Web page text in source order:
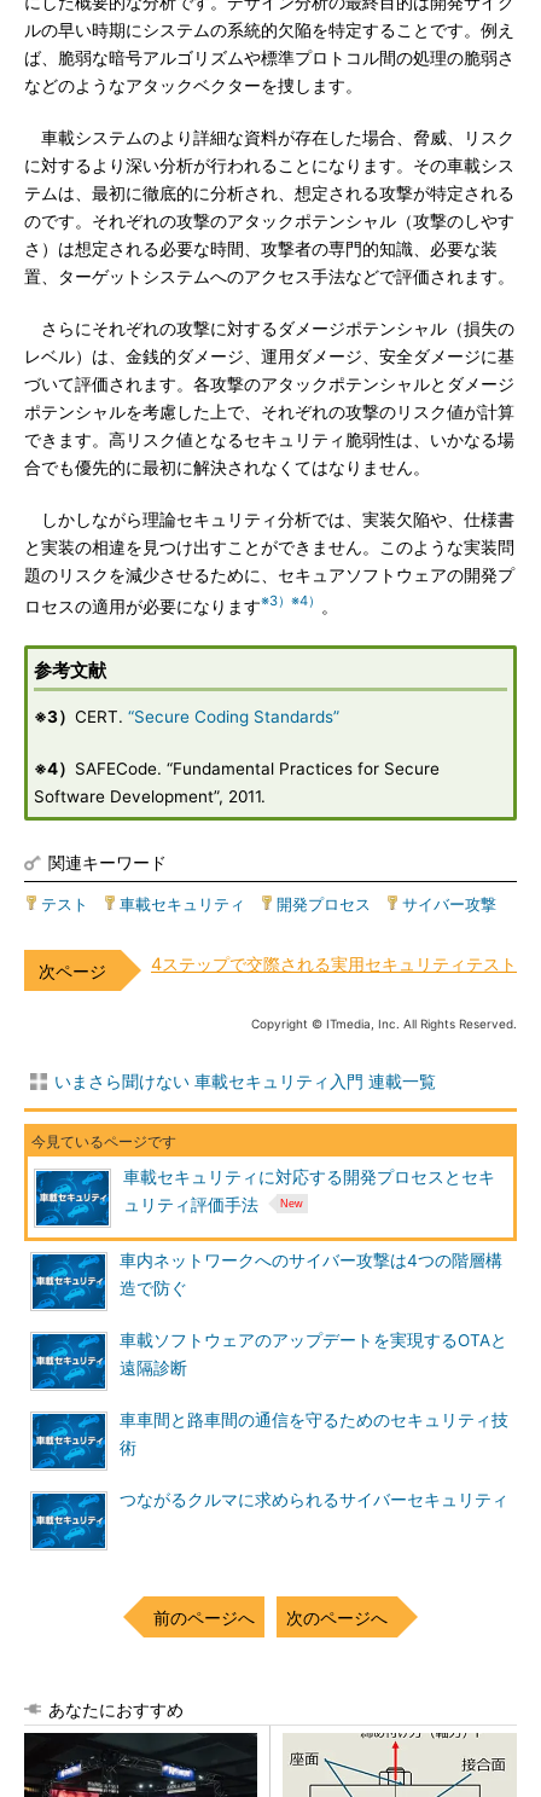
ルの早い時期にシステムの系統的欠陥を特定することです。例え
ば、脆弱な暗号アルゴリズムや標準プロトコル間の処理の脆弱さ
などのようなアタックベクターを捜します。
車載システムのより詳細な資料が存在した場合、脅威、リスク
に対するより深い分析が行われることになります。その車載シス
テムは、最初に徹底的に分析され、想定される攻撃が特定される
のです。それぞれの攻撃のアタックポテンシャル（攻撃のしやす
さ）は想定される必要な時間、攻撃者の専門的知識、必要な装
置、ターゲットシステムへのアクセス手法などで評価されます。
さらにそれぞれの攻撃に対するダメージポテンシャル（損失の
レベル）は、金銭的ダメージ、運用ダメージ、安全ダメージに基
づいて評価されます。各攻撃のアタックポテンシャルとダメージ
ポテンシャルを考慮した上で、それぞれの攻撃のリスク値が計算
できます。高リスク値となるセキュリティ脆弱性は、いかなる場
合でも優先的に最初に解決されなくてはなりません。
しかしながら理論セキュリティ分析では、実装欠陥や、仕様書
と実装の相違を見つけ出すことができません。このような実装問
題のリスクを減少させるために、セキュアソフトウェアの開発プ
ロセスの適用が必要になります※3） ※4） 。
参考文献
※3） CERT. “Secure Coding Standards”
※4） SAFECode. “Fundamental Practices for Secure
Software Development”, 2011.
関連キーワード
テスト 車載セキュリティ 開発プロセス サイバー攻撃
4ステップで交際される実用セキュリティテスト
Copyright © ITmedia, Inc. All Rights Reserved.
いまさら聞けない 車載セキュリティ入門 連載一覧
車載セキュリティに対応する開発プロセスとセキ
ュリティ評価手法
車内ネットワークへのサイバー攻撃は4つの階層構
造で防ぐ
車載ソフトウェアのアップデートを実現するOTAと
遠隔診断
車車間と路車間の通信を守るためのセキュリティ技
術
つながるクルマに求められるサイバーセキュリティ
前のページへ 次のページへ
あなたにおすすめ